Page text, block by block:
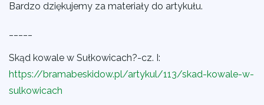
Bardzo dziękujemy za materiały do artykułu.
Skąd kowale w Sułkowicach?-cz. I:
https://bramabeskidow.pl/artykul/113/skad-kowale-w-
sulkowicach